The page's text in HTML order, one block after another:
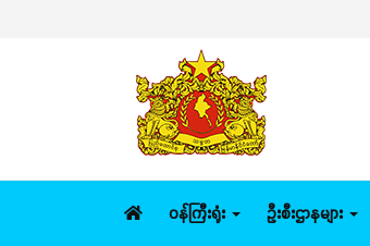
ဝန်ကြီးရုံး ဦးစီးဌာနများ